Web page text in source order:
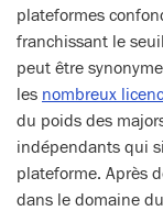
plateformes
franchissant le
peut être
les nombreux
du poids des
indépendants qui
plateforme. Après
dans le domaine